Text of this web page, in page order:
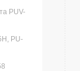
PUV-
PU-